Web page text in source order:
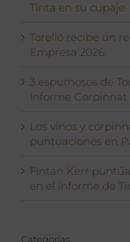
Tinta en su cupaje
Torelló recibe un
Empresa 2026
3 espumosos de
Informe
Los vinos y
puntuaciones en
Fintan Kerr
en el informe de
Categorías